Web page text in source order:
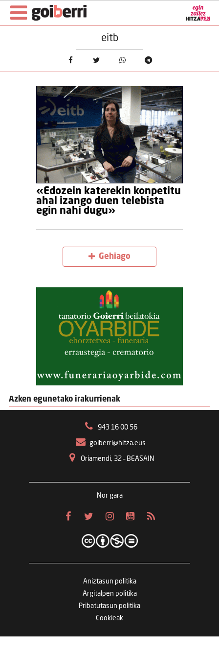
eitb
«Edozein katerekin konpetitu
ahal izango duen telebista
egin nahi dugu»
Gehiago
Azken egunetako irakurrienak
943 16 00 56
goiberri@hitza.eus
Oriamendi, 32 – BEASAIN
Nor gara
Aniztasun politika
Argitalpen politika
Pribatutasun politika
Cookieak